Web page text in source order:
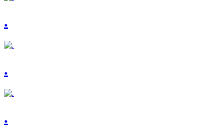
.
.
.